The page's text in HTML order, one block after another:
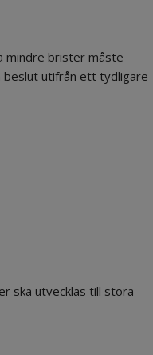
mindre brister måste
beslut utifrån ett tydligare
ska utvecklas till stora